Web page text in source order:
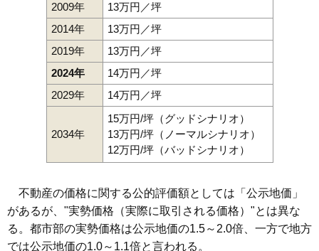
2009年
13万円／坪
2014年
13万円／坪
2019年
13万円／坪
2024年
14万円／坪
2029年
14万円／坪
2034年
15万円/坪（グッドシナリオ）
13万円/坪（ノーマルシナリオ）
12万円/坪（バッドシナリオ）
不動産の価格に関する公的評価額としては「公示地価」
があるが、"実勢価格（実際に取引される価格）"とは異な
る。都市部の実勢価格は公示地価の1.5～2.0倍、一方で地方
では公示地価の1.0～1.1倍と言われる。